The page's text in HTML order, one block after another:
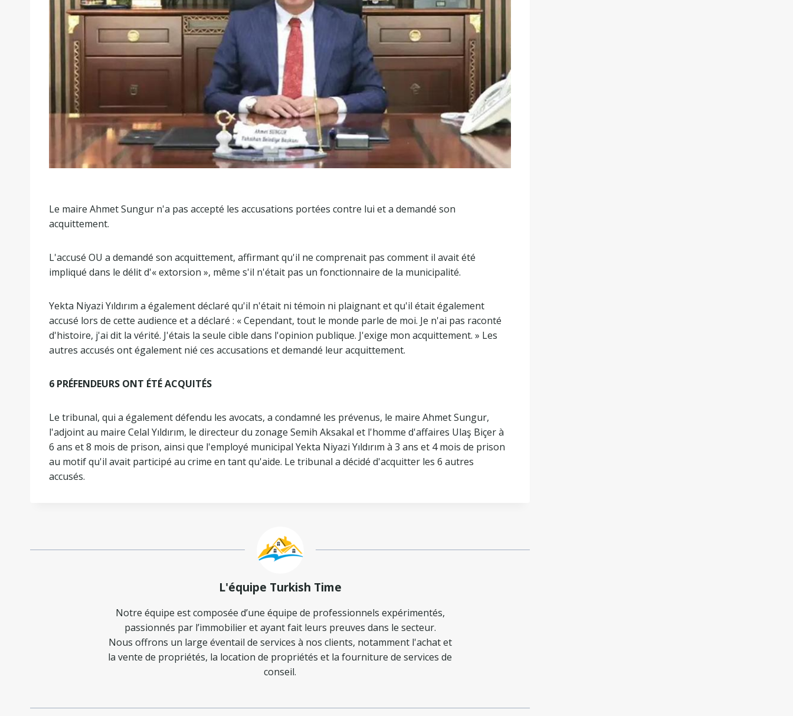
Le maire Ahmet Sungur n'a pas accepté les accusations portées contre lui et a demandé son
acquittement.
L'accusé OU a demandé son acquittement, affirmant qu'il ne comprenait pas comment il avait été
impliqué dans le délit d'« extorsion », même s'il n'était pas un fonctionnaire de la municipalité.
Yekta Niyazi Yıldırım a également déclaré qu'il n'était ni témoin ni plaignant et qu'il était également
accusé lors de cette audience et a déclaré : « Cependant, tout le monde parle de moi. Je n'ai pas raconté
d'histoire, j'ai dit la vérité. J'étais la seule cible dans l'opinion publique. J'exige mon acquittement. » Les
autres accusés ont également nié ces accusations et demandé leur acquittement.
6 PRÉFENDEURS ONT ÉTÉ ACQUITÉS
Le tribunal, qui a également défendu les avocats, a condamné les prévenus, le maire Ahmet Sungur,
l'adjoint au maire Celal Yıldırım, le directeur du zonage Semih Aksakal et l'homme d'affaires Ulaş Biçer à
6 ans et 8 mois de prison, ainsi que l'employé municipal Yekta Niyazi Yıldırım à 3 ans et 4 mois de prison
au motif qu'il avait participé au crime en tant qu'aide. Le tribunal a décidé d'acquitter les 6 autres
accusés.
L'équipe Turkish Time
Notre équipe est composée d’une équipe de professionnels expérimentés,
passionnés par l’immobilier et ayant fait leurs preuves dans le secteur.
Nous offrons un large éventail de services à nos clients, notamment l'achat et
la vente de propriétés, la location de propriétés et la fourniture de services de
conseil.